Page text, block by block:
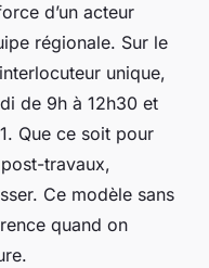
d’un acteur
régionale. Sur le
unique,
de 9h à 12h30 et
Que ce soit pour
travaux,
Ce modèle sans
quand on